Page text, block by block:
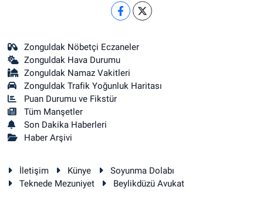
Zonguldak Nöbetçi Eczaneler
Zonguldak Hava Durumu
Zonguldak Namaz Vakitleri
Zonguldak Trafik Yoğunluk Haritası
Puan Durumu ve Fikstür
Tüm Manşetler
Son Dakika Haberleri
Haber Arşivi
İletişim Künye
Soyunma Dolabı
Teknede Mezuniyet
Beylikdüzü Avukat